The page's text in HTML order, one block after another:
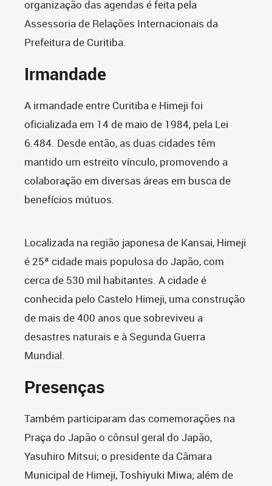
organização das agendas é feita pela
Assessoria de Relações Internacionais da
Prefeitura de Curitiba.
Irmandade
A irmandade entre Curitiba e Himeji foi
oficializada em 14 de maio de 1984, pela Lei
6.484. Desde então, as duas cidades têm
mantido um estreito vínculo, promovendo a
colaboração em diversas áreas em busca de
benefícios mútuos.
Localizada na região japonesa de Kansai, Himeji
é 25ª cidade mais populosa do Japão, com
cerca de 530 mil habitantes. A cidade é
conhecida pelo Castelo Himeji, uma construção
de mais de 400 anos que sobreviveu a
desastres naturais e à Segunda Guerra
Mundial.
Presenças
Também participaram das comemorações na
Praça do Japão o cônsul geral do Japão,
Yasuhiro Mitsui; o presidente da Câmara
Municipal de Himeji, Toshiyuki Miwa; além de